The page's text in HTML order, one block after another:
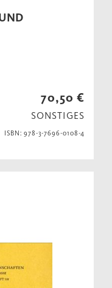
70,50 €
SONSTIGES
ISBN: 978-3-7696-0108-4